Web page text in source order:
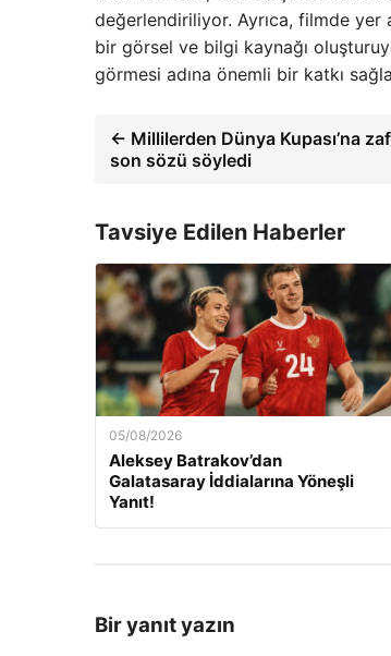
değerlendiriliyor. Ayrıca, filmde
bir görsel ve bilgi kaynağı
görmesi adına önemli bir katkı
← Millilerden Dünya Kupası’na
son sözü söyledi
Tavsiye Edilen Haberler
05/08/2026
Aleksey Batrakov’dan
Galatasaray İddialarına Yöneşli
Yanıt!
Bir yanıt yazın